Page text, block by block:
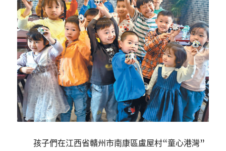
孩子們在江西省贛州市南康區盧屋村“童心港灣”